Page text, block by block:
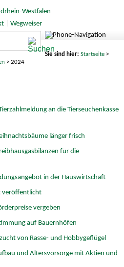
| Wegweiser
Sie sind hier: Startseite>
> 2024
an die Tierseuchenkasse
länger frisch
für die
in der Hauswirtschaft
veröffentlicht
vergeben
auf Bauernhöfen
von Rasse- und Hobbygeflügel
und Altersvorsorge mit Aktien und